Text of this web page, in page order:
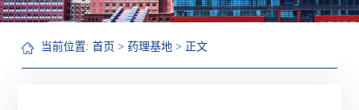
当前位置:首页 > 药理基地 > 正文